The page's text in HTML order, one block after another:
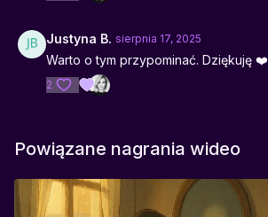
Justyna B. sierpnia 17, 2025
Warto o tym przypominać. Dziękuję ❤️
2
Powiązane nagrania wideo